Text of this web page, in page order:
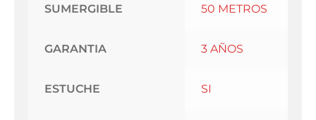
SUMERGIBLE 50 METROS
GARANTIA 3 AÑOS
ESTUCHE SI